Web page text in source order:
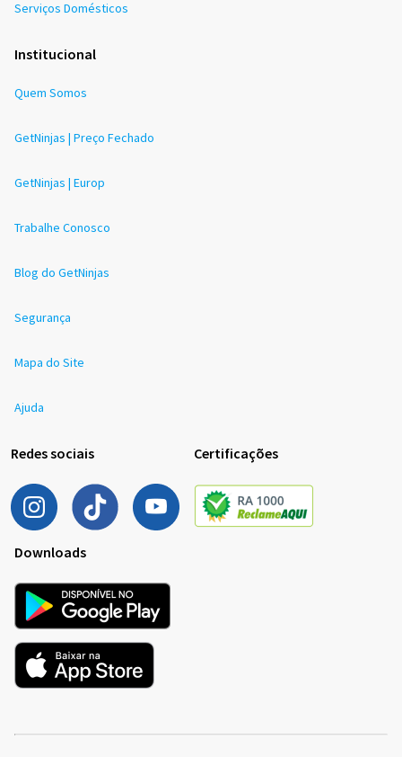
Serviços Domésticos
Institucional
Quem Somos
GetNinjas | Preço Fechado
GetNinjas | Europ
Trabalhe Conosco
Blog do GetNinjas
Segurança
Mapa do Site
Ajuda
Redes sociais Certificações
Downloads